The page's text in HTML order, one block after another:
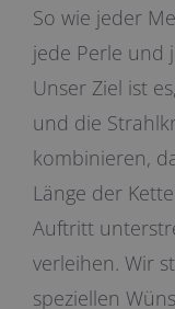
So wie jeder
jede Perle und
Unser Ziel ist
und die
kombinieren,
Länge der
Auftritt
verleihen. Wir
speziellen